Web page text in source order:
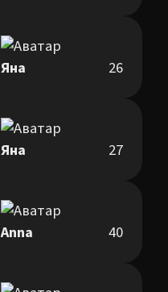
Яна 26
Яна 27
Anna 40